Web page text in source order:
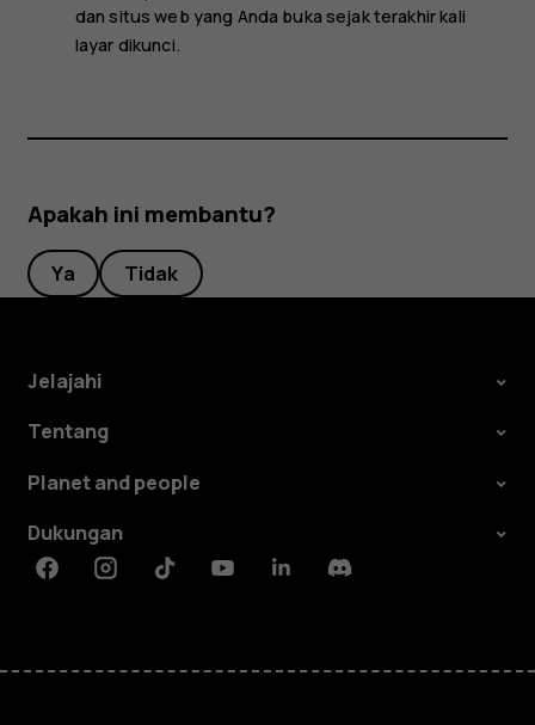
dan situs web yang Anda buka sejak terakhir kali
layar dikunci.
Apakah ini membantu?
Ya Tidak
Jelajahi
Tentang
Planet and people
Dukungan
FacebookInstagramTiktokYoutubeLinkedinDiscord